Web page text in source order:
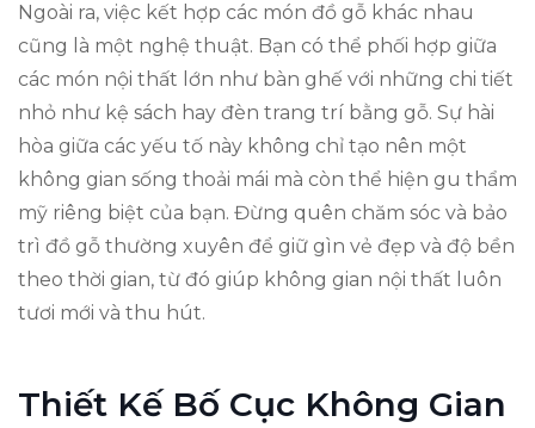
Ngoài ra, việc kết hợp các món đồ gỗ khác nhau
cũng là một nghệ thuật. Bạn có thể phối hợp giữa
các món nội thất lớn như bàn ghế với những chi tiết
nhỏ như kệ sách hay đèn trang trí bằng gỗ. Sự hài
hòa giữa các yếu tố này không chỉ tạo nên một
không gian sống thoải mái mà còn thể hiện gu thẩm
mỹ riêng biệt của bạn. Đừng quên chăm sóc và bảo
trì đồ gỗ thường xuyên để giữ gìn vẻ đẹp và độ bền
theo thời gian, từ đó giúp không gian nội thất luôn
tươi mới và thu hút.
Thiết Kế Bố Cục Không Gian